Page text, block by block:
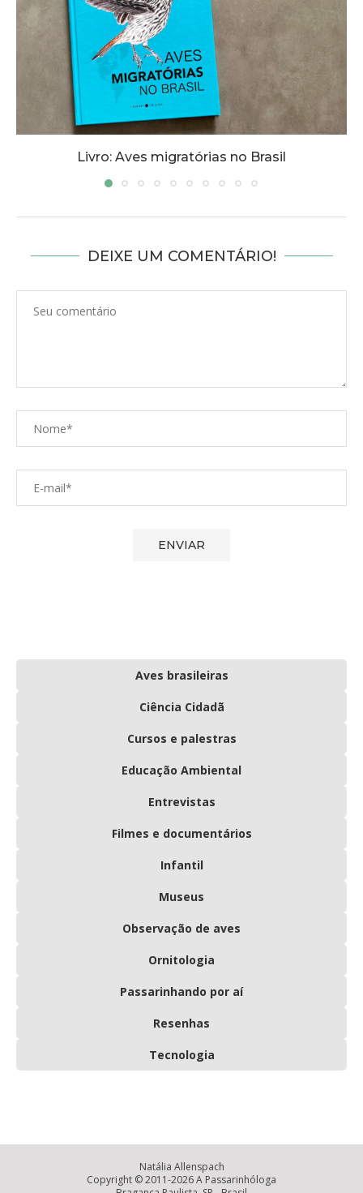
Livro: Aves migratórias no Brasil
DEIXE UM COMENTÁRIO!
Aves brasileiras
Ciência Cidadã
Cursos e palestras
Educação Ambiental
Entrevistas
Filmes e documentários
Infantil
Museus
Observação de aves
Ornitologia
Passarinhando por aí
Resenhas
Tecnologia
Natália Allenspach
Copyright © 2011-2026 A Passarinhóloga